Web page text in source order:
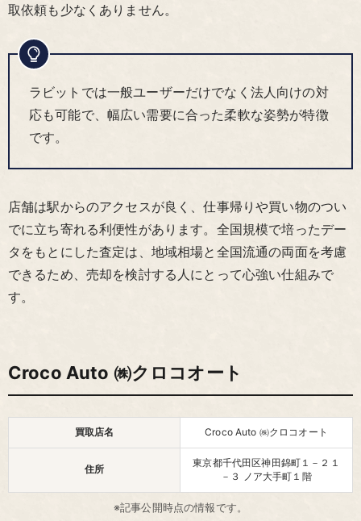
取依頼も少なくありません。
ラビットでは一般ユーザーだけでなく法人向けの対
応も可能で、幅広い需要に合った柔軟な姿勢が特徴
です。
店舗は駅からのアクセスが良く、仕事帰りや買い物のつい
でに立ち寄れる利便性があります。全国規模で培ったデー
タをもとにした査定は、地域相場と全国流通の両面を考慮
できるため、売却を検討する人にとって心強い仕組みで
す。
Croco Auto ㈱クロコオート
買取店名 Croco Auto ㈱クロコオート
住所
東京都千代田区神田錦町１－２１
－３ ノア大手町１階
※記事公開時点の情報です。